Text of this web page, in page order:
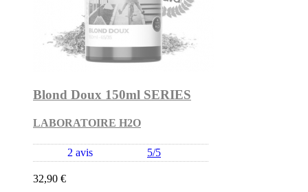
Blond Doux 150ml SERIES
LABORATOIRE H2O
2 avis 5/5
32,90 €